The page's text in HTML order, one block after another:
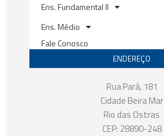
Ens. Fundamental II
Ens. Médio
Fale Conosco
ENDEREÇO
Rua Pará, 181
Cidade Beira Mar
Rio das Ostras
CEP: 28890-248